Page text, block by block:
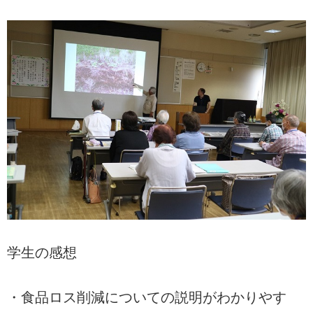
学生の感想
・食品ロス削減についての説明がわかりやす